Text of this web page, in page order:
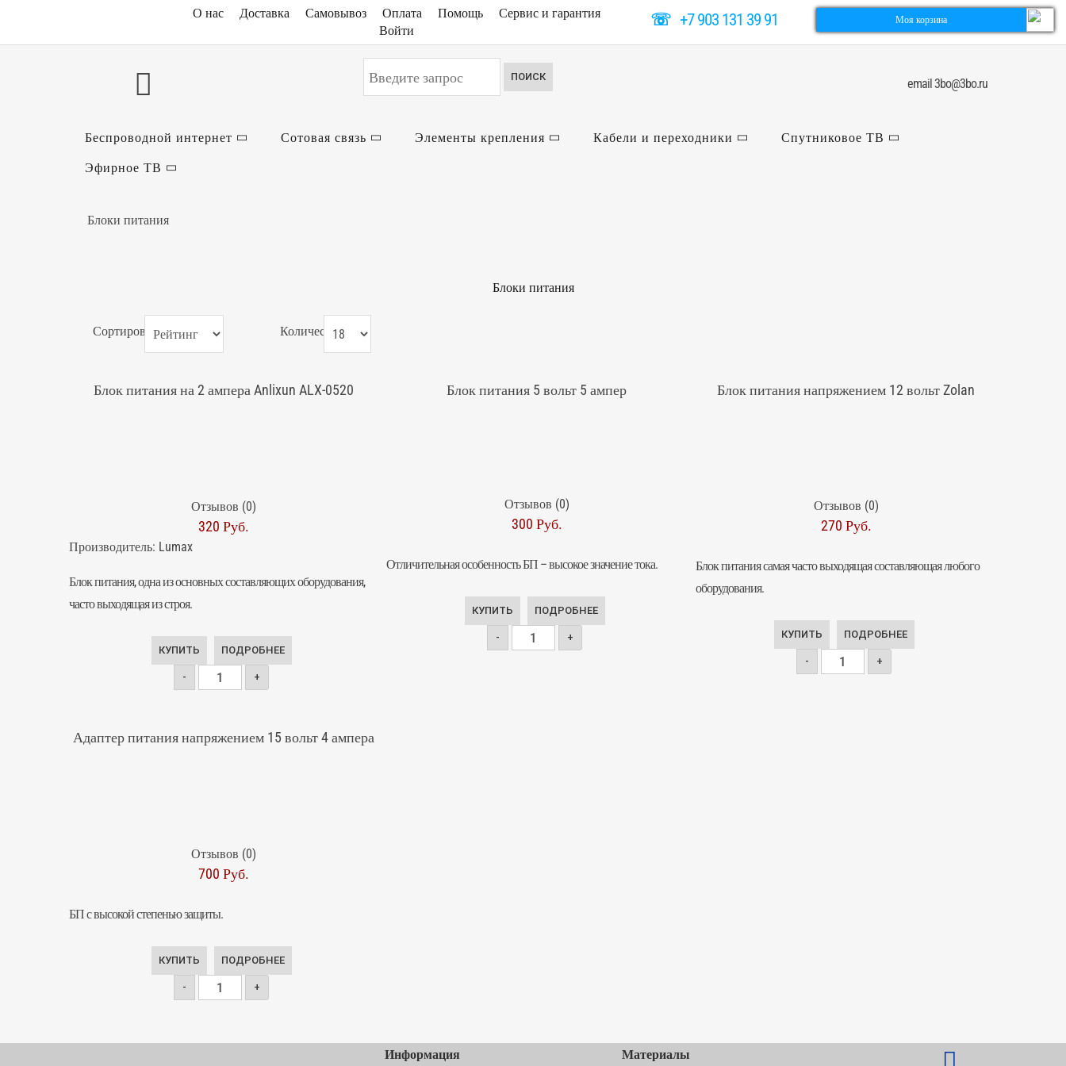
О нас Доставка Самовывоз Оплата Помощь
Сервис и гарантия
Войти
☏+7 903 131 39 91 Моя корзина
ПОИСК email 3bo@3bo.ru
Беспроводной интернет Сотовая связь Элементы крепления Кабели и переходники
Спутниковое ТВ
Эфирное ТВ
Блоки питания
Блоки питания
Сортировка: Количество:
Блок питания на 2 ампера Anlixun ALX-0520
Отзывов (0)
320 Руб.
Производитель: Lumax
Блок питания, одна из основных составляющих оборудования,
часто выходящая из строя.
КУПИТЬ ПОДРОБНЕЕ
- +
Блок питания 5 вольт 5 ампер
Отзывов (0)
300 Руб.
Отличительная особенность БП – высокое значение тока.
КУПИТЬ ПОДРОБНЕЕ
- +
Блок питания напряжением 12 вольт Zolan
Отзывов (0)
270 Руб.
Блок питания самая часто выходящая составляющая любого
оборудования.
КУПИТЬ ПОДРОБНЕЕ
- +
Адаптер питания напряжением 15 вольт 4 ампера
Отзывов (0)
700 Руб.
БП с высокой степенью защиты.
КУПИТЬ ПОДРОБНЕЕ
- +
Информация Материалы